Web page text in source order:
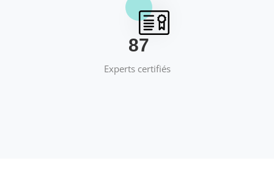
95
Experts certifiés